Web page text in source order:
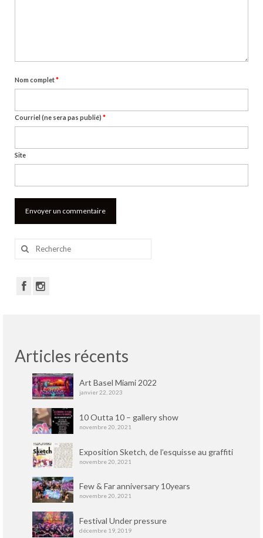
Nom complet*
Courriel (ne sera pas publié) *
Site
Rechercher
Articles récents
Art Basel Miami 2022
janvier 22, 2023
10 Outta 10 – gallery show
novembre 20, 2021
Exposition Sketch, de l’esquisse au graffiti
novembre 20, 2021
Few & Far anniversary 10years
novembre 20, 2021
Festival Under pressure
décembre 19, 2019